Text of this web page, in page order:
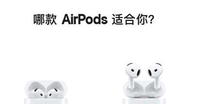
哪款 AirPods 适合你？